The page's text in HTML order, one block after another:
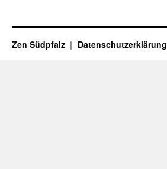
Zen Südpfalz Datenschutzerklärung